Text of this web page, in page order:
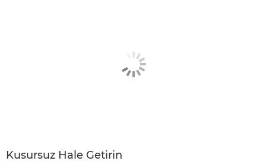
Kusursuz Hale Getirin